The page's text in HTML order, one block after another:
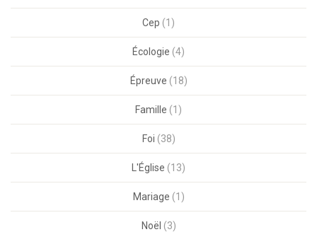
Cep (1)
Écologie (4)
Épreuve (18)
Famille (1)
Foi (38)
L'Église (13)
Mariage (1)
Noël (3)